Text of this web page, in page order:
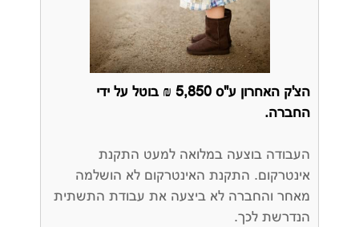
הצ'ק האחרון ע"ס 5,850 ₪ בוטל על ידי
החברה.
העבודה בוצעה במלואה למעט התקנת
אינטרקום. התקנת האינטרקום לא הושלמה
מאחר והחברה לא ביצעה את עבודת התשתית
הנדרשת לכך.